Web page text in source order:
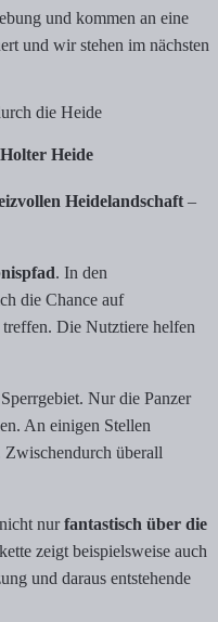
und kommen an eine
und wir stehen im nächsten
Heide
Heidelandschaft –
. In den
die Chance auf
treffen. Die Nutztiere helfen
Nur die Panzer
An einigen Stellen
Zwischendurch überall
nurfantastisch über die
zeigt beispielsweise auch
und daraus entstehende